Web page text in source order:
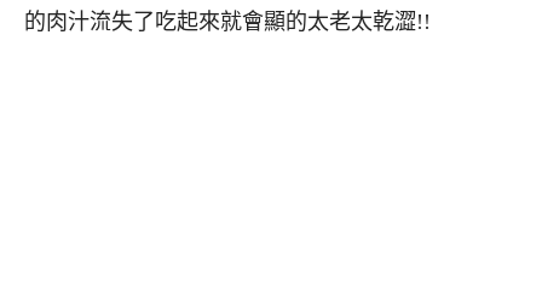
的肉汁流失了吃起來就會顯的太老太乾澀!!